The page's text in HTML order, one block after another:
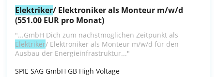
Elektriker/ Elektroniker als Monteur m/w/d
(551.00 EUR pro Monat)
Elektriker/ Elektroniker als Monteur m/w/d für den
Ausbau der Energieinfrastruktur..."
SPIE SAG GmbH GB High Voltage